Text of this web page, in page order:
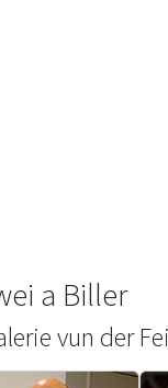
a Biller
vun der